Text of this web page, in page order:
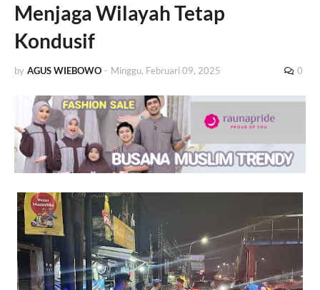
Menjaga Wilayah Tetap
Kondusif
by AGUS WIEBOWO - Minggu, Februari 09, 2025 0